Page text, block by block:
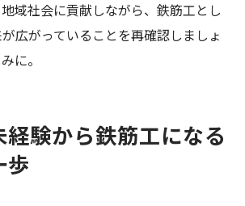
域社会に貢献しながら、鉄筋工とし
広がっていることを再確認しましょ
に。
験から鉄筋工になる
歩